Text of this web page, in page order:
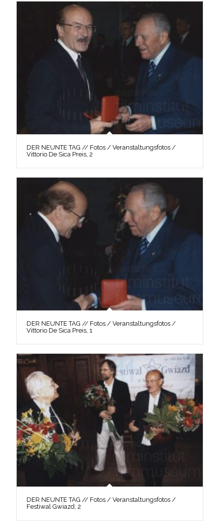
DER NEUNTE TAG // Fotos / Veranstaltungsfotos /
Vittorio De Sica Preis, 2
DER NEUNTE TAG // Fotos / Veranstaltungsfotos /
Vittorio De Sica Preis, 1
DER NEUNTE TAG // Fotos / Veranstaltungsfotos /
Festiwal Gwiazd, 2